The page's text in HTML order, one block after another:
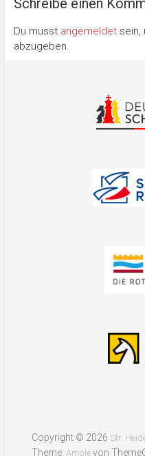
Schreibe einen
Du musst angemeldetsein,
abzugeben.
Copyright © 2026 Sfr.
Theme:Ample von